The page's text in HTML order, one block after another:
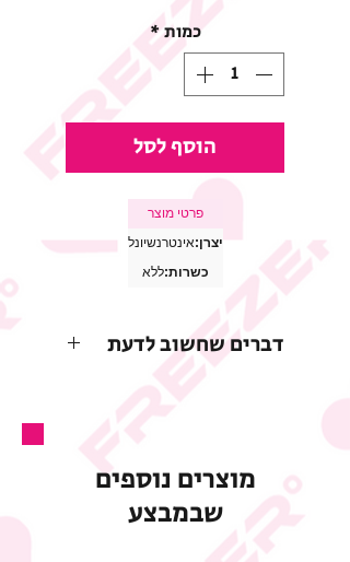
כמות*
הוסף לסל
פרטי מוצר
יצרן:אינטרנשיונל
כשרות:ללא
דברים שחשוב לדעת
* התמונות להמחשה בלבד
* החברה שומרת לעצמה את
הזכות לשנות או להפסיק
את המבצע בכל עת וללא
הודעה מוקדמת
* רכיבי המוצר, משקלו,
מוצרים נוספים
שבמבצע